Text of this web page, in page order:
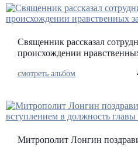
Священник рассказал
происхождении
смотреть альбом
Митрополит Лонгин